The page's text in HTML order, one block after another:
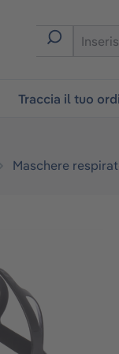
Traccia il tuo
Maschere